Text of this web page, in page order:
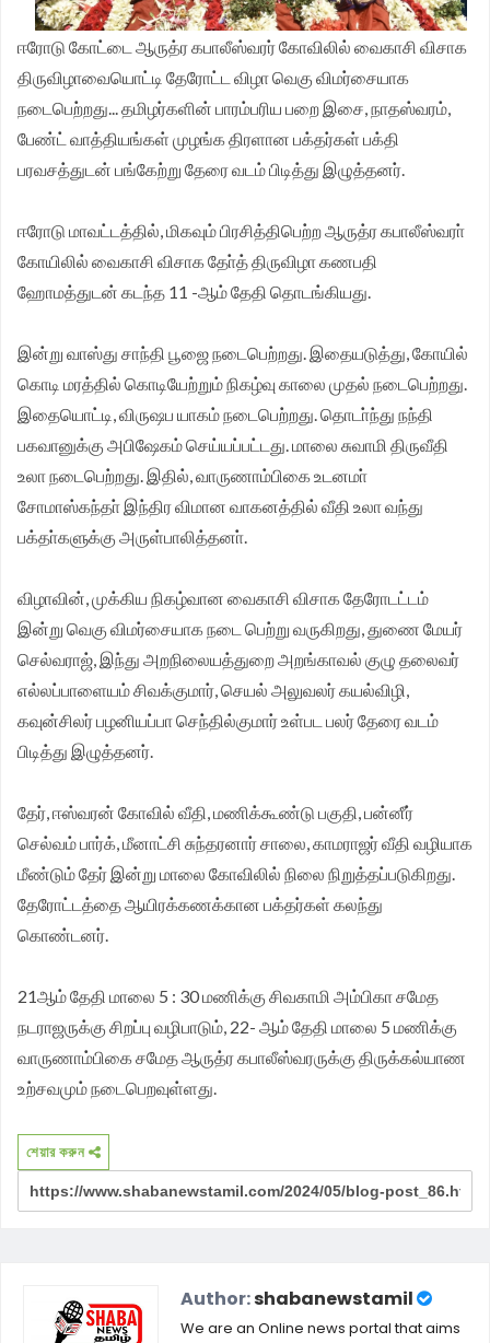
ஈரோடு கோட்டை ஆருத்ர கபாலீஸ்வரர் கோவிலில் வைகாசி விசாக
திருவிழாவையொட்டி தேரோட்ட விழா வெகு விமர்சையாக
நடைபெற்றது... தமிழர்களின் பாரம்பரிய பறை இசை, நாதஸ்வரம்,
பேண்ட் வாத்தியங்கள் முழங்க திரளான பக்தர்கள் பக்தி
பரவசத்துடன் பங்கேற்று தேரை வடம் பிடித்து இழுத்தனர்.
ஈரோடு மாவட்டத்தில், மிகவும் பிரசித்திபெற்ற ஆருத்ர கபாலீஸ்வரா்
கோயிலில் வைகாசி விசாக தோ்த் திருவிழா கணபதி
ஹோமத்துடன் கடந்த 11 -ஆம் தேதி தொடங்கியது.
இன்று வாஸ்து சாந்தி பூஜை நடைபெற்றது. இதையடுத்து, கோயில்
கொடி மரத்தில் கொடியேற்றும் நிகழ்வு காலை முதல் நடைபெற்றது.
இதையொட்டி, விருஷப யாகம் நடைபெற்றது. தொடா்ந்து நந்தி
பகவானுக்கு அபிஷேகம் செய்யப்பட்டது. மாலை சுவாமி திருவீதி
உலா நடைபெற்றது. இதில், வாருணாம்பிகை உடனமா்
சோமாஸ்கந்தா் இந்திர விமான வாகனத்தில் வீதி உலா வந்து
பக்தா்களுக்கு அருள்பாலித்தனா்.
விழாவின், முக்கிய நிகழ்வான வைகாசி விசாக தேரோடட்டம்
இன்று வெகு விமர்சையாக நடை பெற்று வருகிறது, துணை மேயர்
செல்வராஜ், இந்து அறநிலையத்துறை அறங்காவல் குழு தலைவர்
எல்லப்பாளையம் சிவக்குமார், செயல் அலுவலர் கயல்விழி,
கவுன்சிலர் பழனியப்பா செந்தில்குமார் உள்பட பலர் தேரை வடம்
பிடித்து இழுத்தனர்.
தேர், ஈஸ்வரன் கோவில் வீதி, மணிக்கூண்டு பகுதி, பன்னீர்
செல்வம் பார்க், மீனாட்சி சுந்தரனார் சாலை, காமராஜர் வீதி வழியாக
மீண்டும் தேர் இன்று மாலை கோவிலில் நிலை நிறுத்தப்படுகிறது.
தேரோட்டத்தை ஆயிரக்கணக்கான பக்தர்கள் கலந்து
கொண்டனர்.
21ஆம் தேதி மாலை 5 : 30 மணிக்கு சிவகாமி அம்பிகா சமேத
நடராஜருக்கு சிறப்பு வழிபாடும், 22- ஆம் தேதி மாலை 5 மணிக்கு
வாருணாம்பிகை சமேத ஆருத்ர கபாலீஸ்வரருக்கு திருக்கல்யாண
உற்சவமும் நடைபெறவுள்ளது.
শেয়ার করুন
Author:shabanewstamil
We are an Online news portal that aims